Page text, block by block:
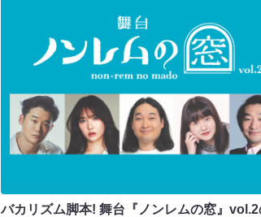
バカリズム脚本! 舞台『ノンレムの窓』vol.2